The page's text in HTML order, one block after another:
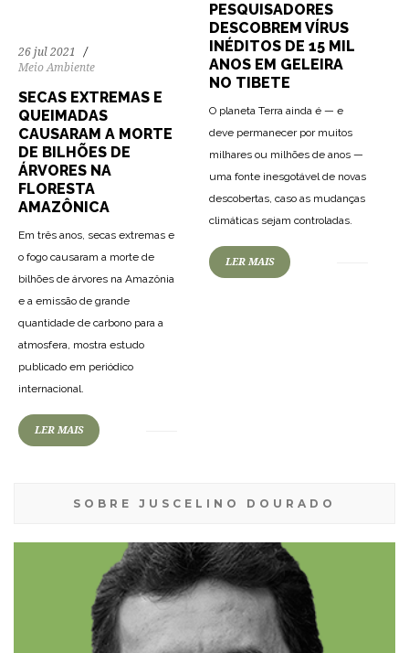
PESQUISADORES
DESCOBREM VÍRUS
INÉDITOS DE 15 MIL
ANOS EM GELEIRA
NO TIBETE
O planeta Terra ainda é — e
deve permanecer por muitos
milhares ou milhões de anos —
uma fonte inesgotável de novas
descobertas, caso as mudanças
climáticas sejam controladas.
LER MAIS
26 jul 2021
Meio Ambiente
SECAS EXTREMAS E
QUEIMADAS
CAUSARAM A MORTE
DE BILHÕES DE
ÁRVORES NA
FLORESTA
AMAZÔNICA
Em três anos, secas extremas e
o fogo causaram a morte de
bilhões de árvores na Amazônia
e a emissão de grande
quantidade de carbono para a
atmosfera, mostra estudo
publicado em periódico
internacional.
LER MAIS
SOBRE JUSCELINO DOURADO